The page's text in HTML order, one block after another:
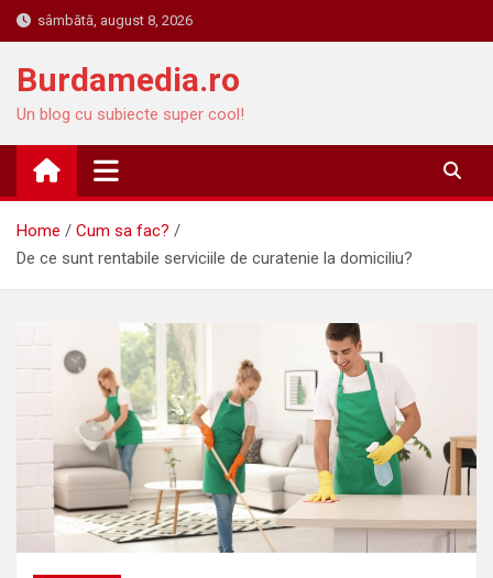
Skip
to
content
sâmbătă, august 8, 2026
Burdamedia.ro
Un blog cu subiecte super cool!
Home
Cum sa fac?
De ce sunt rentabile serviciile de curatenie la domiciliu?